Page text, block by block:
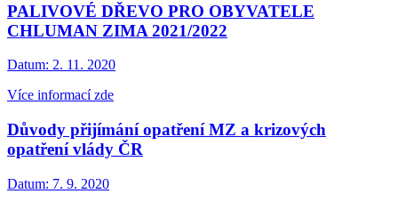
PALIVOVÉ DŘEVO PRO OBYVATELE
CHLUMAN ZIMA 2021/2022
Datum: 2. 11. 2020
Více informací zde
Důvody přijímání opatření MZ a krizových
opatření vlády ČR
Datum: 7. 9. 2020